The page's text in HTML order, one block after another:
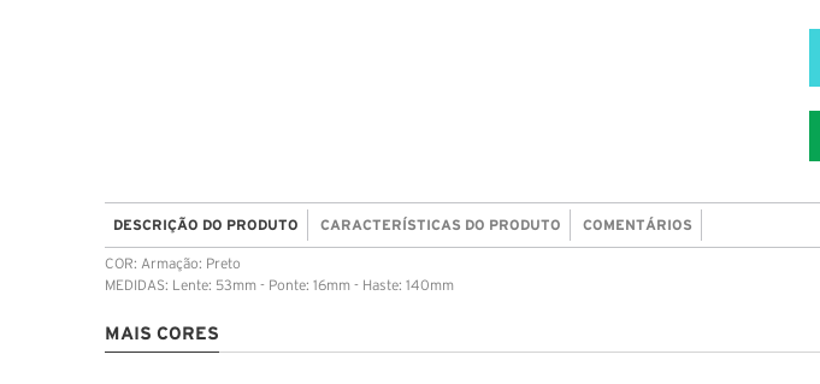
DESCRIÇÃO DO PRODUTO CARACTERÍSTICAS DO PRODUTO COMENTÁRIOS
COR: Armação: Preto
MEDIDAS: Lente: 53mm - Ponte: 16mm - Haste: 140mm
MAIS CORES